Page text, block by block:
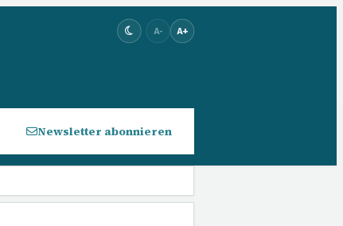
A- A+
Newsletter abonnieren